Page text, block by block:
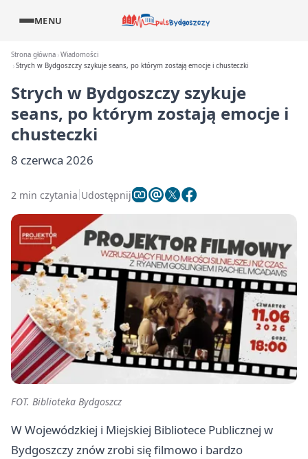
MENU
Strona główna Wiadomości
Strych w Bydgoszczy szykuje seans, po którym zostają emocje i chusteczki
Strych w Bydgoszczy szykuje
seans, po którym zostają emocje i
chusteczki
8 czerwca 2026
2 min czytania Udostępnij
FOT. Biblioteka Bydgoszcz
W Wojewódzkiej i Miejskiej Bibliotece Publicznej w
Bydgoszczy znów zrobi się filmowo i bardzo